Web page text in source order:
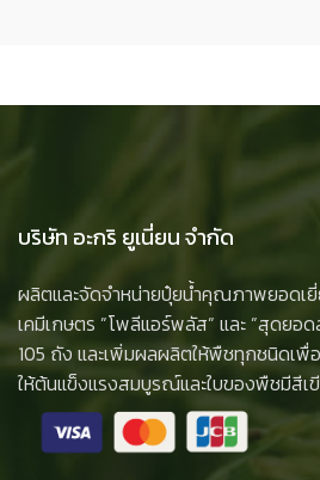
บริษัท อะกริ ยูเนี่ยน จำกัด
ผลิตและจัดจำหน่ายปุ๋ยน้ำคุณภาพยอดเ
เคมีเกษตร ”โพลีแอร์พลัส” และ ”สุดยอ
105 ถัง และเพิ่มผลผลิตให้พืชทุกชนิดเ
ให้ต้นแข็งแรงสมบูรณ์และใบของพืชมีสีเ